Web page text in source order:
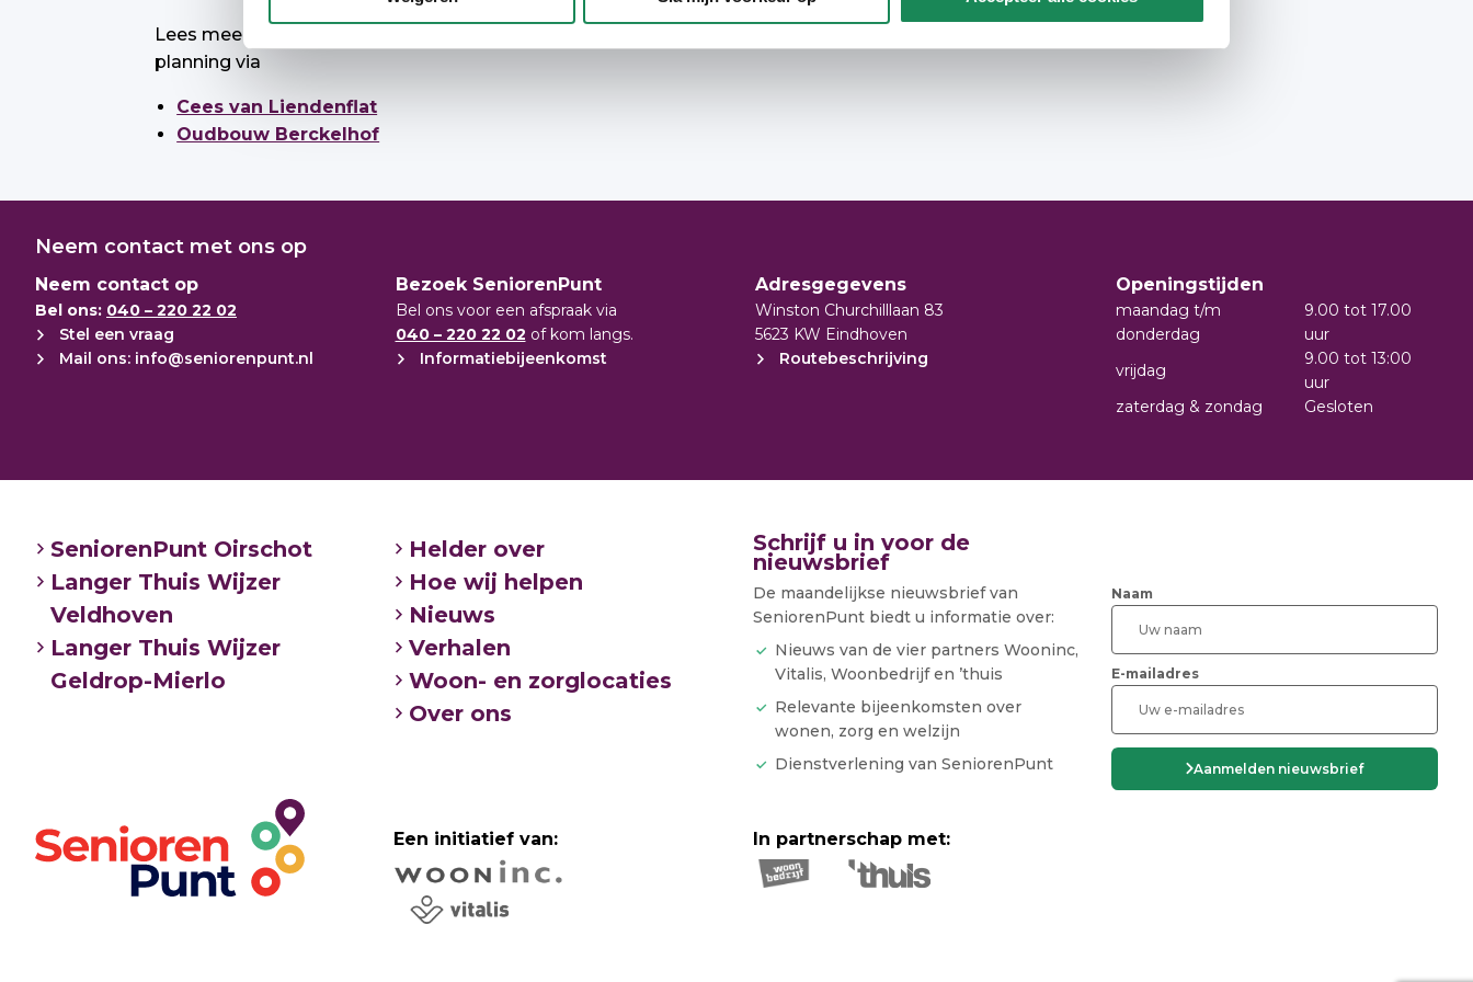
Lees meer informatie over het groot onderhoud per woongebouw en de
planning via
Cees van Liendenflat
Oudbouw Berckelhof
Neem contact met ons op
Neem contact op
Bel ons: 040 – 220 22 02
Stel een vraag
Mail ons: info@seniorenpunt.nl
Bezoek SeniorenPunt
Bel ons voor een afspraak via
040 – 220 22 02 of kom langs.
Informatiebijeenkomst
Adresgegevens
Winston Churchilllaan 83
5623 KW Eindhoven
Routebeschrijving
Openingstijden
maandag t/m
donderdag
9.00 tot 17.00
uur
vrijdag
9.00 tot 13:00
uur
zaterdag & zondag
Gesloten
SeniorenPunt Oirschot
Langer Thuis Wijzer
Veldhoven
Langer Thuis Wijzer
Geldrop-Mierlo
Helder over
Hoe wij helpen
Nieuws
Verhalen
Woon- en zorglocaties
Over ons
Een initiatief van: In partnerschap met:
Schrijf u in voor de
nieuwsbrief
De maandelijkse nieuwsbrief van
SeniorenPunt biedt u informatie over:
Nieuws van de vier partners Wooninc,
Vitalis, Woonbedrijf en ’thuis
Relevante bijeenkomsten over
wonen, zorg en welzijn
Dienstverlening van SeniorenPunt
Naam
E-mailadres
CAPTCHA
Aanmelden nieuwsbrief